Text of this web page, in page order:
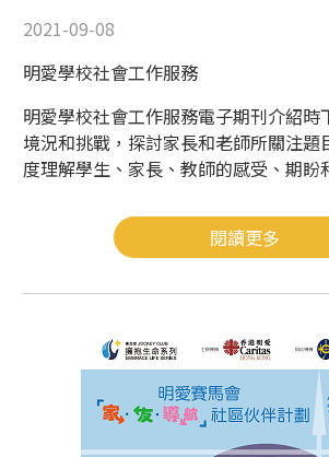
2021-09-08
明愛學校社會工作服務
明愛學校社會工作服務電子期刊介紹時
境況和挑戰，探討家長和老師所關注題
度理解學生、家長、教師的感受、期盼
閱讀更多